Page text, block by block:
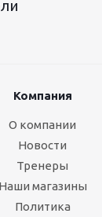
Компания
О компании
Новости
Тренеры
Наши магазины
Политика